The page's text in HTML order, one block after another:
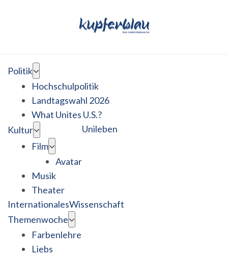
Politik
Hochschulpolitik
Landtagswahl 2026
What Unites U.S.?
Kultur
Film
Avatar
Musik
Theater
Unileben
InternationalesWissenschaft
Themenwoche
Farbenlehre
Liebs